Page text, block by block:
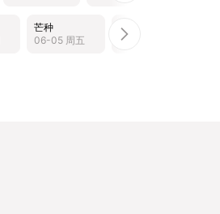
芒种
06-05 周五
夏至
06-21 周日